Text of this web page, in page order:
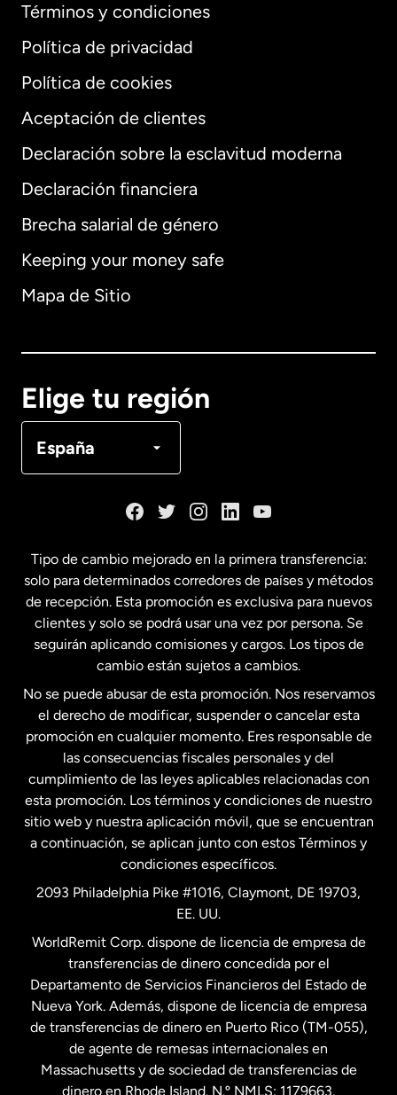
Términos y condiciones
Política de privacidad
Política de cookies
Aceptación de clientes
Declaración sobre la esclavitud moderna
Declaración financiera
Brecha salarial de género
Keeping your money safe
Mapa de Sitio
Elige tu región
España
Internacional English
Alemania
Français
Estados Unidos English
Estados Unidos Español
Francia
Malasia
Nueva Zelanda
Países Bajos
Suecia
Tipo de cambio mejorado en la primera transferencia:
solo para determinados corredores de países y métodos
de recepción. Esta promoción es exclusiva para nuevos
clientes y solo se podrá usar una vez por persona. Se
seguirán aplicando comisiones y cargos. Los tipos de
cambio están sujetos a cambios.
No se puede abusar de esta promoción. Nos reservamos
el derecho de modificar, suspender o cancelar esta
promoción en cualquier momento. Eres responsable de
las consecuencias fiscales personales y del
cumplimiento de las leyes aplicables relacionadas con
esta promoción. Los términos y condiciones de nuestro
sitio web y nuestra aplicación móvil, que se encuentran
a continuación, se aplican junto con estos Términos y
condiciones específicos.
2093 Philadelphia Pike #1016, Claymont, DE 19703,
EE. UU.
WorldRemit Corp. dispone de licencia de empresa de
transferencias de dinero concedida por el
Departamento de Servicios Financieros del Estado de
Nueva York. Además, dispone de licencia de empresa
de transferencias de dinero en Puerto Rico (TM-055),
de agente de remesas internacionales en
Massachusetts y de sociedad de transferencias de
dinero en Rhode Island. N.º NMLS: 1179663.